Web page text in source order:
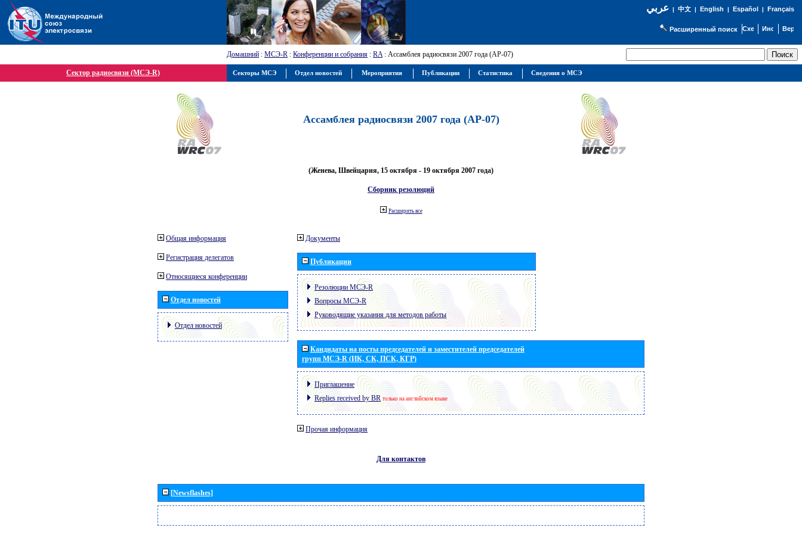
عربي| 中文| English | Español | Français
Расширенный поиск
Домашний : МСЭ-R : Конференции и собрания : RA: Ассамблея радиосвязи 2007 года (АР-07)
Сектор радиосвязи (МСЭ-R)
Ассамблея радиосвязи 2007 года (АР-07)
(Женева, Швейцария, 15 октября - 19 октября 2007 года)
Сборник резолюций
Расширить все
Общая информация
Регистрация делегатов
Относящиеся конференции
Отдел новостей
Отдел новостей
Документы
Публикации
Резолюции МСЭ-R
Вопросы МСЭ-R
Руководящие указания для методов работы
Кандидаты на посты председателей и заместителей председателей
групп МСЭ-R (ИК, СК, ПСК, КГР)
Приглашение
Replies received by BR только на английском языке
Прочая информация
Для контактов
[Newsflashes]
Секторы МСЭ Отдел новостей Мероприятия Публикации Статистика Сведения о МСЭ